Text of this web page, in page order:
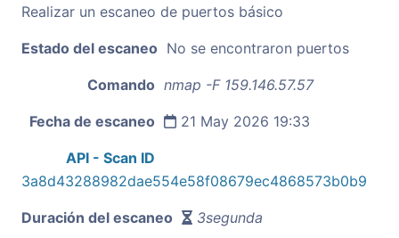
Realizar un escaneo de puertos básico
Estado del escaneo No se encontraron puertos
Comando nmap -F 159.146.57.57
Fecha de escaneo 21 May 2026 19:33
API - Scan ID
3a8d43288982dae554e58f08679ec4868573b0b9
Duración del escaneo 3segunda